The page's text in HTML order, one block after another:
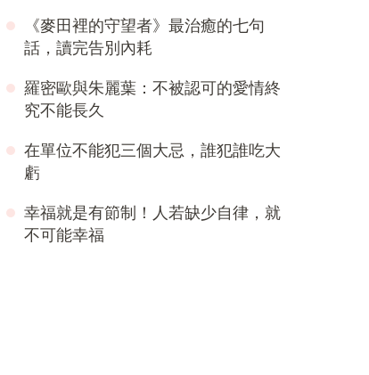
《麥田裡的守望者》最治癒的七句
話，讀完告別內耗
羅密歐與朱麗葉：不被認可的愛情終
究不能長久
在單位不能犯三個大忌，誰犯誰吃大
虧
幸福就是有節制！人若缺少自律，就
不可能幸福